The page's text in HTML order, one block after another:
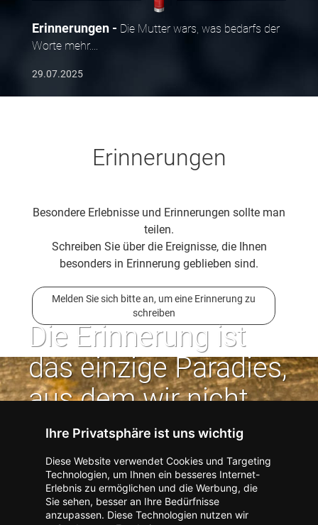
Ihre Privatsphäre ist uns wichtig
Diese Website verwendet Cookies und Targeting
Technologien, um Ihnen ein besseres Internet-
Erlebnis zu ermöglichen und die Werbung, die
Sie sehen, besser an Ihre Bedürfnisse
anzupassen. Diese Technologien nutzen wir
Erinnerungen
Die Mutter wars, was bedarfs der
Worte mehr....
29.07.2025
Erinnerungen
Besondere Erlebnisse und Erinnerungen sollte man
teilen.
Schreiben Sie über die Ereignisse, die Ihnen
besonders in Erinnerung geblieben sind.
Melden Sie sich bitte an, um eine Erinnerung zu
schreiben
Die Erinnerung ist
das einzige Paradies,
aus dem wir nicht
vertrieben werden
können. | Jean Paul
Kontakt zum Verlag aufnehmen Missbrauch melden
Impressum Datenschutz